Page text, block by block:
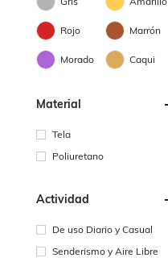
Rojo Marrón
Morado Caqui
Material
Tela
Poliuretano
Actividad
De uso Diario y Casual
Senderismo y Aire Libre